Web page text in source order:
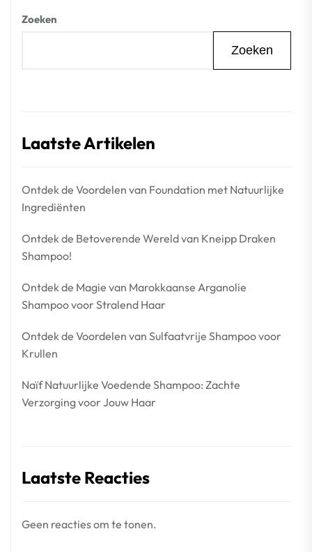
Zoeken
Zoeken
Laatste Artikelen
Ontdek de Voordelen van Foundation met Natuurlijke
Ingrediënten
Ontdek de Betoverende Wereld van Kneipp Draken
Shampoo!
Ontdek de Magie van Marokkaanse Arganolie
Shampoo voor Stralend Haar
Ontdek de Voordelen van Sulfaatvrije Shampoo voor
Krullen
Naïf Natuurlijke Voedende Shampoo: Zachte
Verzorging voor Jouw Haar
Laatste Reacties
Geen reacties om te tonen.